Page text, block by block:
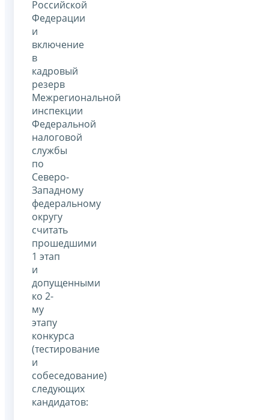
Российской
Федерации
и
включение
в
кадровый
резерв
Межрегиональной
инспекции
Федеральной
налоговой
службы
по
Северо-
Западному
федеральному
округу
считать
прошедшими
1 этап
и
допущенными
ко 2-
му
этапу
конкурса
(тестирование
и
собеседование)
следующих
кандидатов: